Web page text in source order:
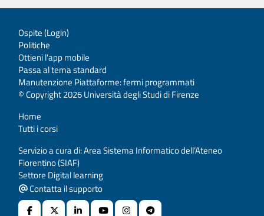
Ospite (Login)
Politiche
Ottieni l'app mobile
Passa al tema standard
Manutenzione Piattaforme: fermi programmati
© Copyright 2026 Università degli Studi di Firenze
Home
Tutti i corsi
Servizio a cura di: Area Sistema Informatico dell’Ateneo
Fiorentino (SIAF)
Settore Digital learning
Contatta il supporto